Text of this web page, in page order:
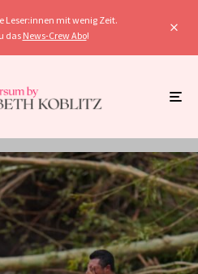
Leser:innen mit wenig Zeit.
das News-Crew Abo!